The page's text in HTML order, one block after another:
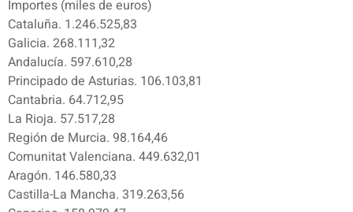
Importes (miles de euros)
Cataluña. 1.246.525,83
Galicia. 268.111,32
Andalucía. 597.610,28
Principado de Asturias. 106.103,81
Cantabria. 64.712,95
La Rioja. 57.517,28
Región de Murcia. 98.164,46
Comunitat Valenciana. 449.632,01
Aragón. 146.580,33
Castilla-La Mancha. 319.263,56